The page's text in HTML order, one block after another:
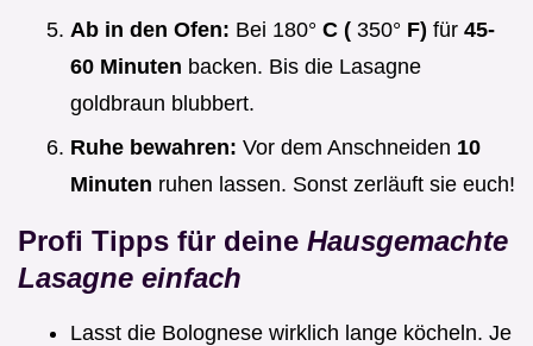
Ab in den Ofen: Bei 180° C ( 350° F) für 45-
60 Minuten backen. Bis die Lasagne
goldbraun blubbert.
Ruhe bewahren: Vor dem Anschneiden 10
Minuten ruhen lassen. Sonst zerläuft sie euch!
Profi Tipps für deine Hausgemachte
Lasagne einfach
Lasst die Bolognese wirklich lange köcheln. Je